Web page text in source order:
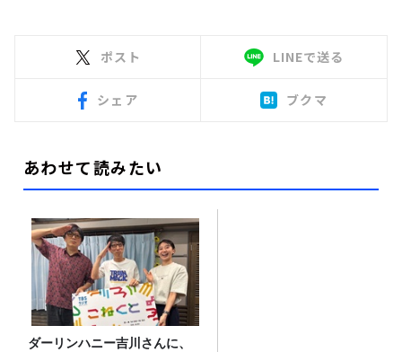
ポスト LINEで送る
シェア ブクマ
あわせて読みたい
ダーリンハニー吉川さんに、